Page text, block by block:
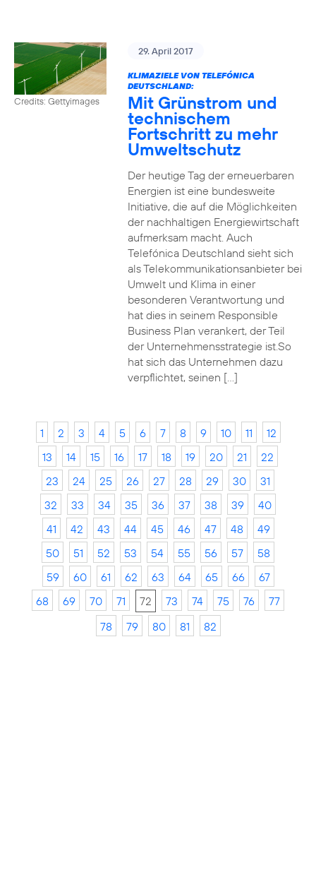
Credits: Gettyimages
29. April 2017
KLIMAZIELE VON TELEFÓNICA
DEUTSCHLAND:
Mit Grünstrom und
technischem
Fortschritt zu mehr
Umweltschutz
Der heutige Tag der erneuerbaren
Energien ist eine bundesweite
Initiative, die auf die Möglichkeiten
der nachhaltigen Energiewirtschaft
aufmerksam macht. Auch
Telefónica Deutschland sieht sich
als Telekommunikationsanbieter bei
Umwelt und Klima in einer
besonderen Verantwortung und
hat dies in seinem Responsible
Business Plan verankert, der Teil
der Unternehmensstrategie ist.So
hat sich das Unternehmen dazu
verpflichtet, seinen […]
1 2 3 4 5 6 7 8 9 10 11
12
13
14 15 16 17 18 19 20 21
22
23
24 25 26 27 28 29 30
31
32
33 34 35 36 37 38 39
40
41
42 43 44 45 46 47 48
49
50
51 52 53 54 55 56 57
58
59
60 61 62 63 64 65 66
67
68
69 70 71 72 73 74 75 76
77
78
79 80 81 82